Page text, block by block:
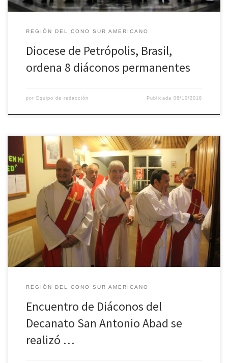
REGIÓN DEL CONO SUR AMERICANO
Diocese de Petrópolis, Brasil,
ordena 8 diáconos permanentes
por Equipo de redacción Publicada08/10/2018
Los Diáconos del decanato San Antonio Abad se reunieron para
analizar el Desempeño de su Apostolado a la Luz de Cristo y
programar nuevas actividades. Este viernes 28 de septiembre, los
diáconos del Decanato San Antonio Abad se reunieron en la
Parroquia Nuestra Señora de La Merced, para analizar […]
REGIÓN DEL CONO SUR AMERICANO
Encuentro de Diáconos del
Decanato San Antonio Abad se
realizó …